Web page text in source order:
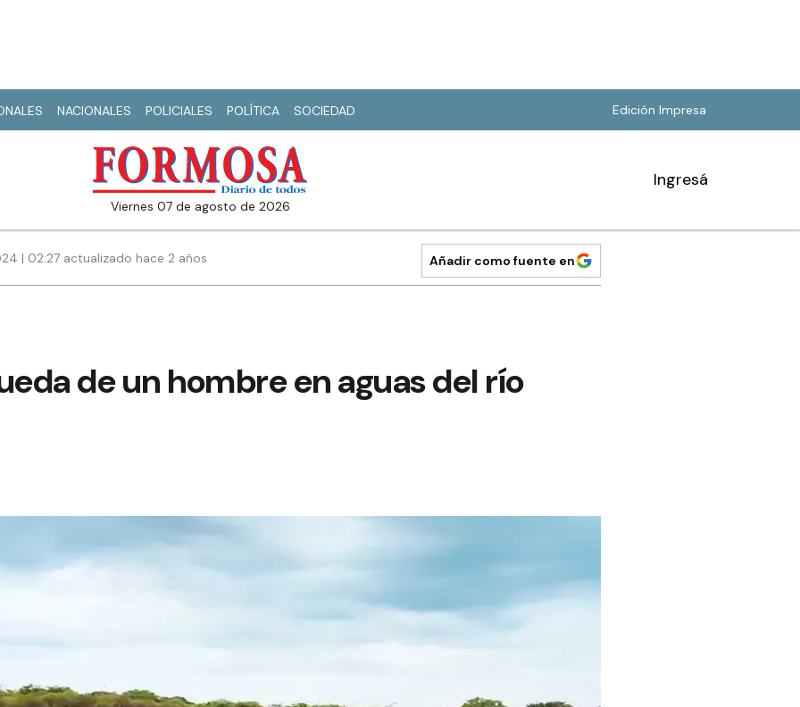
NACIONALES POLICIALES POLÍTICA SOCIEDAD Edición Impresa
viernes 07 de agosto de 2026
Ingresá
| 02:27 actualizado hace 2 años Añadir como fuente en
de un hombre en aguas del río